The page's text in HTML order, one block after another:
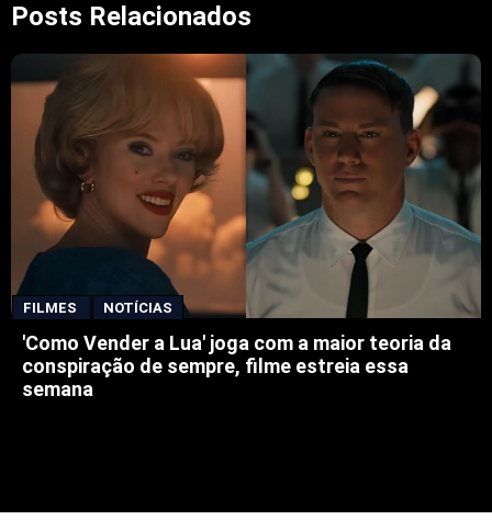
Posts Relacionados
FILMES NOTÍCIAS
'Como Vender a Lua' joga com a maior teoria da
conspiração de sempre, filme estreia essa
semana